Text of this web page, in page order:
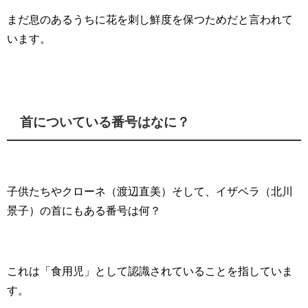
まだ息のあるうちに花を刺し鮮度を保つためだと言われて
います。
首についている番号はなに？
子供たちやクローネ（渡辺直美）そして、イザベラ（北川
景子）の首にもある番号は何？
これは「食用児」として認識されていることを指していま
す。